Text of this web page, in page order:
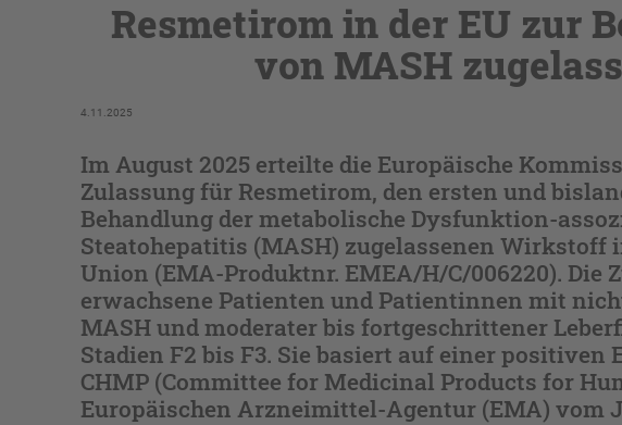
Resmetirom in der EU zur
von MASH
4.11.2025
Im August 2025 erteilte die Europäische
Zulassung für Resmetirom, den ersten und
Behandlung der metabolische Dysfunktion-
Steatohepatitis (MASH) zugelassenen Wirkstoff
Union (EMA-Produktnr. EMEA/H/C/006220). Die
erwachsene Patienten und Patientinnen mit
MASH und moderater bis fortgeschrittener
Stadien F2 bis F3. Sie basiert auf einer positiven
CHMP (Committee for Medicinal Products for
Europäischen Arzneimittel-Agentur (EMA) vom